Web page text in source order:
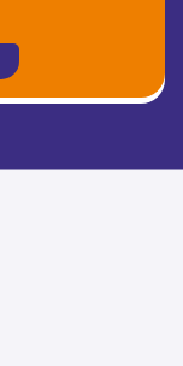
Lees meer